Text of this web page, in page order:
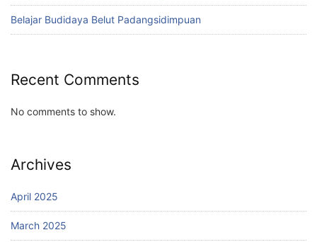
Belajar Budidaya Belut Padangsidimpuan
Recent Comments
No comments to show.
Archives
April 2025
March 2025